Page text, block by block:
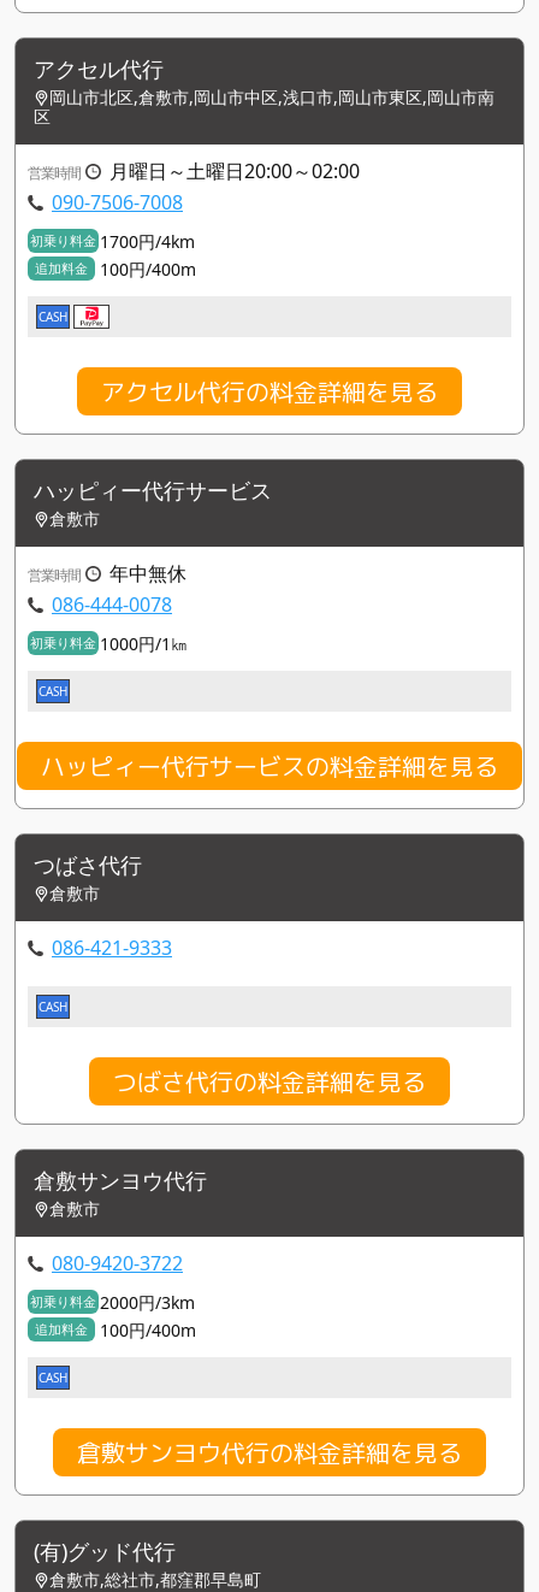
アクセル代行
岡山市北区,倉敷市,岡山市中区,浅口市,岡山市東区,岡山市南
区
営業時間
月曜日～土曜日20:00～02:00
090-7506-7008
初乗り料金 1700円/4km
追加料金 100円/400m
CASH
アクセル代行の料金詳細を見る
ハッピィー代行サービス
倉敷市
営業時間
年中無休
086-444-0078
初乗り料金 1000円/1㎞
CASH
ハッピィー代行サービスの料金詳細を見る
つばさ代行
倉敷市
086-421-9333
CASH
つばさ代行の料金詳細を見る
倉敷サンヨウ代行
倉敷市
080-9420-3722
初乗り料金 2000円/3km
追加料金 100円/400m
CASH
倉敷サンヨウ代行の料金詳細を見る
(有)グッド代行
倉敷市,総社市,都窪郡早島町